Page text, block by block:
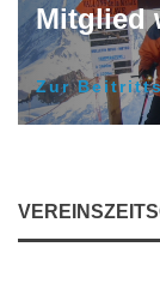
Mitglied
Zur